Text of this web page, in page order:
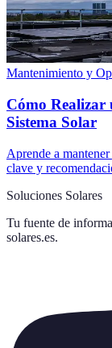
Mantenimiento y
Cómo Realizar
Sistema Solar
Aprende a
clave y
Soluciones Solares
Tu fuente de
solares.es.